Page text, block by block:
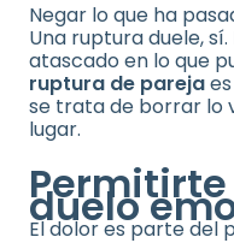
Negar lo que ha
Una ruptura duele,
atascado en lo que
ruptura de parejaes
se trata de borrar lo
lugar.
duelo
El dolor es parte del